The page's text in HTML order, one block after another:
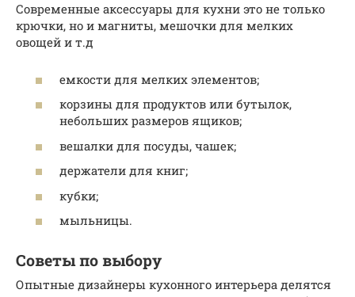
Современные аксессуары для кухни это не только
крючки, но и магниты, мешочки для мелких
овощей и т.д
емкости для мелких элементов;
корзины для продуктов или бутылок,
небольших размеров ящиков;
вешалки для посуды, чашек;
держатели для книг;
кубки;
мыльницы.
Советы по выбору
Опытные дизайнеры кухонного интерьера делятся